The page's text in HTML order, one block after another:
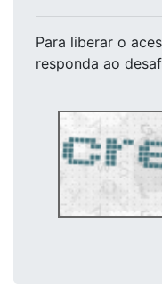
Para liberar o
responda ao